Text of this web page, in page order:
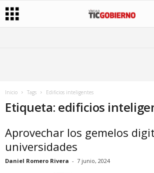
Inicio Tags Edificios inteligentes
Etiqueta: edificios
Aprovechar los gemelos
universidades
Daniel Romero Rivera - 7 junio, 2024